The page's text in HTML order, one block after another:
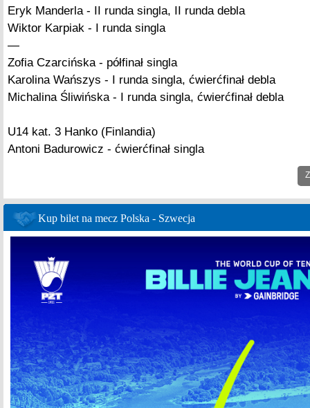
Eryk Manderla - II runda singla, II runda debla
Wiktor Karpiak - I runda singla
—
Zofia Czarcińska - półfinał singla
Karolina Wańszys - I runda singla, ćwierćfinał debla
Michalina Śliwińska - I runda singla, ćwierćfinał debla
U14 kat. 3 Hanko (Finlandia)
Antoni Badurowicz - ćwierćfinał singla
Kup bilet na mecz Polska - Szwecja